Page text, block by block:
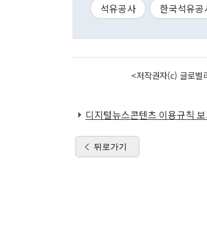
석유공사 한국석유공
<저작권자(c) 글로
디지털뉴스콘텐츠 이용규칙
뒤로가기